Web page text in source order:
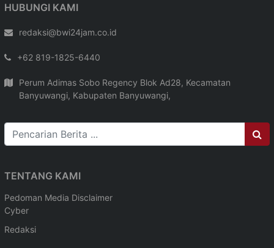
HUBUNGI KAMI
redaksi@bwi24jam.co.id
+62 819-1825-6440
Perum Adimas Sobo Regency Blok Ad28, Kecamatan
Banyuwangi, Kabupaten Banyuwangi,
TENTANG KAMI
Pedoman Media
Cyber
Disclaimer
Redaksi